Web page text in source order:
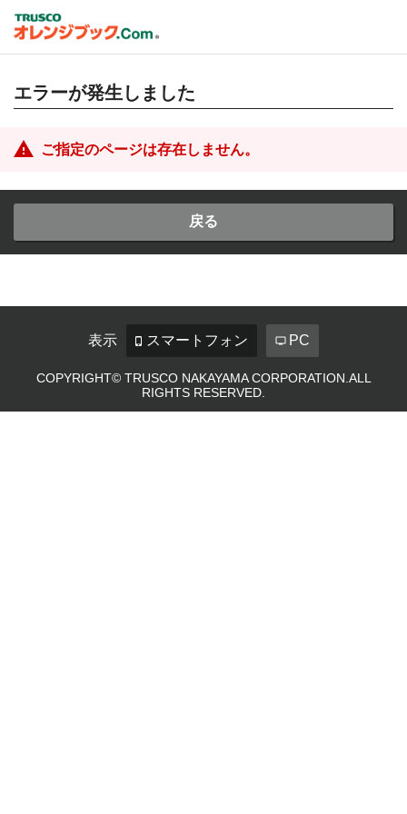
エラーが発生しました
ご指定のページは存在しません。
戻る
表示 スマートフォン PC
COPYRIGHT© TRUSCO NAKAYAMA CORPORATION.ALL
RIGHTS RESERVED.